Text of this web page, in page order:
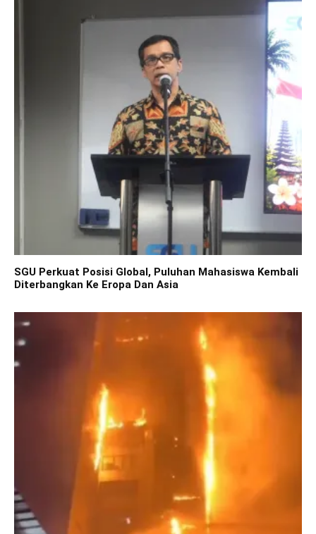
SGU Perkuat Posisi Global, Puluhan Mahasiswa Kembali
Diterbangkan Ke Eropa Dan Asia